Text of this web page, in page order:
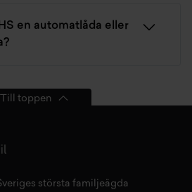
en automatlåda eller
Till toppen
största familjeägda